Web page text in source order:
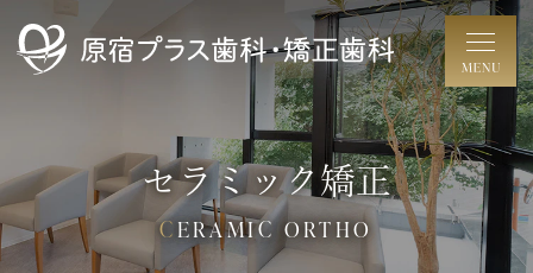
セラミック矯正
CERAMIC ORTHO